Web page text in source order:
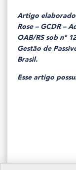
Artigo
Rose – GCDR –
OAB/RS sob nº
Gestão de
Brasil.
Esse artigo